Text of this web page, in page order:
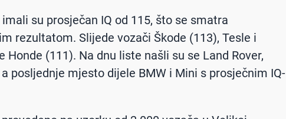
su prosječan IQ od 115, što se smatra
rezultatom. Slijede vozači Škode (113), Tesle i
Honde (111). Na dnu liste našli su se Land Rover,
posljednje mjesto dijele BMW i Mini s prosječnim IQ-